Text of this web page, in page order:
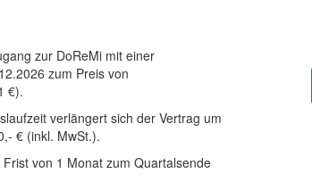
zur DoReMi mit einer
zum Preis von
€).
verlängert sich der Vertrag um
€ (inkl. MwSt.).
von 1 Monat zum Quartalsende